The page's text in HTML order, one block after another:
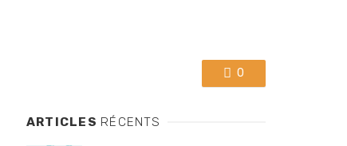
0
ARTICLES RÉCENTS